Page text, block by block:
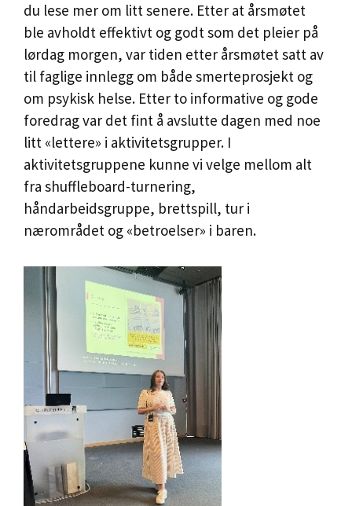
du lese mer om litt senere. Etter at årsmøtet
ble avholdt effektivt og godt som det pleier på
lørdag morgen, var tiden etter årsmøtet satt av
til faglige innlegg om både smerteprosjekt og
om psykisk helse. Etter to informative og gode
foredrag var det fint å avslutte dagen med noe
litt «lettere» i aktivitetsgrupper. I
aktivitetsgruppene kunne vi velge mellom alt
fra shuffleboard-turnering,
håndarbeidsgruppe, brettspill, tur i
nærområdet og «betroelser» i baren.